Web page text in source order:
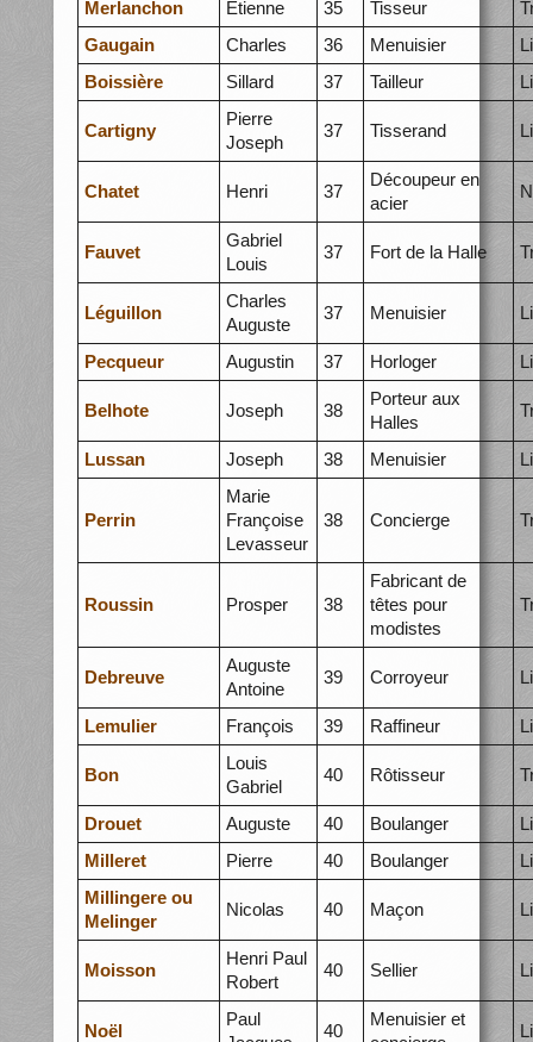
Merlanchon Etienne 35 Tisseur
Gaugain
Charles 36 Menuisier
Boissière
Sillard 37 Tailleur
Cartigny
Pierre
Joseph
37 Tisserand
Chatet Henri 37
Découpeur en
acier
Fauvet
Gabriel
Louis
37 Fort de la Halle
Léguillon
Charles
Auguste
37 Menuisier
Pecqueur Augustin 37 Horloger
Belhote Joseph 38
Porteur aux
Halles
Lussan Joseph 38 Menuisier
Perrin
Marie
Françoise
Levasseur
38 Concierge
Roussin Prosper 38
Fabricant de
têtes pour
modistes
Debreuve
Auguste
Antoine
39 Corroyeur
Lemulier François 39 Raffineur
Bon
Louis
Gabriel
40 Rôtisseur
Drouet Auguste 40 Boulanger
Milleret
Pierre 40 Boulanger
Millingere ou
Melinger
Nicolas 40 Maçon
Moisson
Henri Paul
Robert
40 Sellier
Noël
Paul
40
Menuisier et